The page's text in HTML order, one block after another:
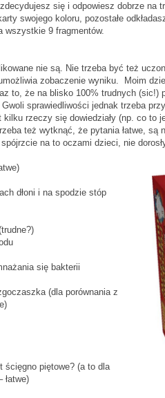
się i odpowiesz dobrze na
swojego koloru, pozostałe
wszystkie 9 fragmentów.
nie są. Nie trzeba być też
zobaczenie wyniku. Moim
to, że na blisko 100% trudnych (sic!)
sprawiedliwości jednak trzeba
kilku rzeczy się dowiedziały (np. co to
też wytknąć, że pytania łatwe, są
na to oczami dzieci, nie
dłoni i na spodzie stóp
się bakterii
(dla porównania z
ścięgno piętowe? (a to dla
łatwe)